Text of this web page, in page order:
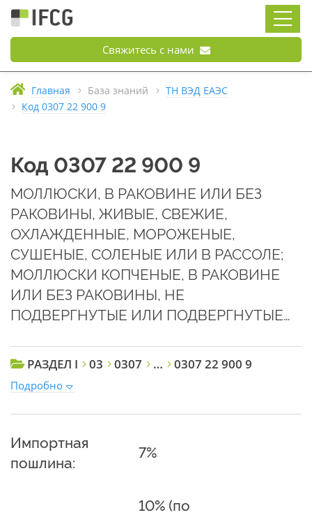
Свяжитесь с нами
Главная База знаний
ТН ВЭД ЕАЭС
Код 0307 22 900 9
Код 0307 22 900 9
МОЛЛЮСКИ, В РАКОВИНЕ ИЛИ БЕЗ
РАКОВИНЫ, ЖИВЫЕ, СВЕЖИЕ,
ОХЛАЖДЕННЫЕ, МОРОЖЕНЫЕ,
СУШЕНЫЕ, СОЛЕНЫЕ ИЛИ В РАССОЛЕ;
МОЛЛЮСКИ КОПЧЕНЫЕ, В РАКОВИНЕ
ИЛИ БЕЗ РАКОВИНЫ, НЕ
ПОДВЕРГНУТЫЕ ИЛИ ПОДВЕРГНУТЫЕ…
РАЗДЕЛ I 03 0307 … 0307 22 900 9
Подробно
Импортная
пошлина:
7%
10% (по